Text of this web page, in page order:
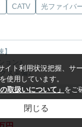
CATV 光ファイバ
ョン♪
ス完備♪
イト利用状況把握、サ
使用しています。
取扱いについて」 をご
閉じる